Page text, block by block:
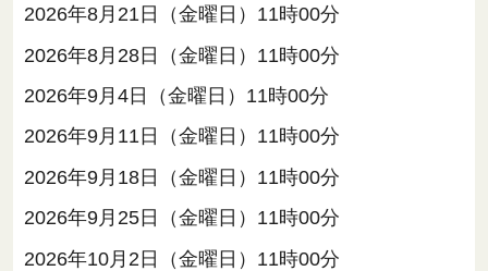
2026年8月21日（金曜日）11時00分
2026年8月28日（金曜日）11時00分
2026年9月4日（金曜日）11時00分
2026年9月11日（金曜日）11時00分
2026年9月18日（金曜日）11時00分
2026年9月25日（金曜日）11時00分
2026年10月2日（金曜日）11時00分